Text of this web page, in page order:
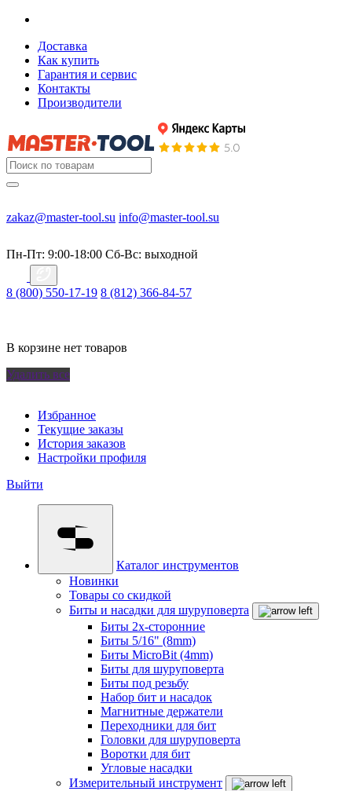
Доставка
Как купить
Гарантия и сервис
Контакты
Производители
zakaz@master-tool.su info@master-tool.su
Пн-Пт: 9:00-18:00 Cб-Вс: выходной
8 (800) 550-17-19 8 (812) 366-84-57
В корзине нет товаров
Удалить все
Избранное
Текущие заказы
История заказов
Настройки профиля
Выйти
Каталог инструментов
Новинки
Товары со скидкой
Биты и насадки для шуруповерта
Биты 2х-сторонние
Биты 5/16" (8mm)
Биты MicroBit (4mm)
Биты для шуруповерта
Биты под резьбу
Набор бит и насадок
Магнитные держатели
Переходники для бит
Головки для шуруповерта
Воротки для бит
Угловые насадки
Измерительный инструмент